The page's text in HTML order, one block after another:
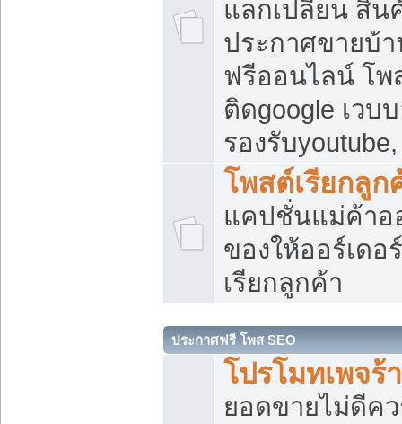
แลกเปลี่ยน สิน
ประกาศขายบ้
ฟรีออนไลน์ โพ
ติดgoogle เวบ
รองรับ
โพสต์เรียกลูก
แคปชั่นแม่ค้าอ
ของให้ออร์เดอ
เรียกลูกค้า
ประกาศฟรี โพส SEO
โปรโมทเพจร้
ยอดขายไม่ดีค